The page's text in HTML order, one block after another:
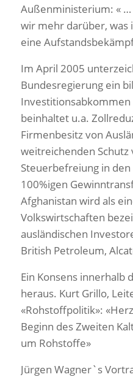
Außenministerium: «
wir mehr darüber, was
eine
Im April 2005
Bundesregierung ein
Investitionsabkommen
beinhaltet u.a.
Firmenbesitz von
weitreichenden Schutz
Steuerbefreiung in
100%igen
Afghanistan wird als
Volkswirtschaften
ausländischen
British Petroleum,
Ein Konsens innerhalb
heraus. Kurt Grillo,
«Rohstoffpolitik»:
Beginn des Zweiten
um Rohstoffe»
Jürgen Wagner`s